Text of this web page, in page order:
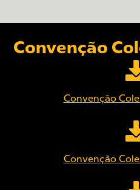
Convenção
Convenção
Convenção